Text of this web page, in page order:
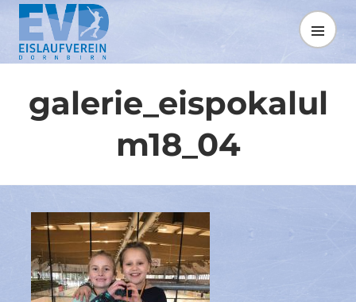
Springe
zum
Inhalt
MENÜ
galerie_eispokalul
m18_04